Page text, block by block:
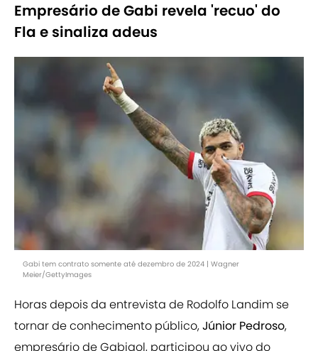
Empresário de Gabi revela 'recuo' do
Fla e sinaliza adeus
Gabi tem contrato somente até dezembro de 2024 | Wagner
Meier/GettyImages
Horas depois da entrevista de Rodolfo Landim se
tornar de conhecimento público,Júnior Pedroso,
empresário de Gabigol, participou ao vivo do